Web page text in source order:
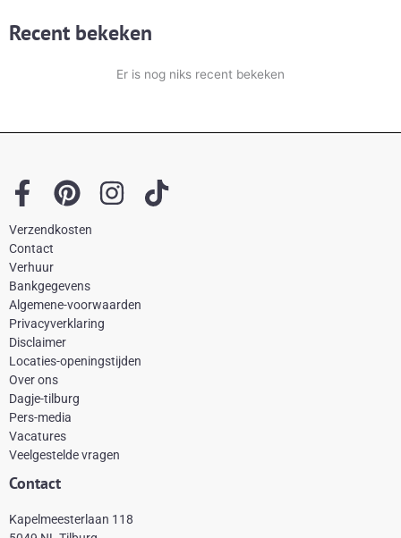
Recent bekeken
Er is nog niks recent bekeken
F
a
c
e
b
o
o
k
-
f
P
i
e
r
e
t
I
a
r
T
Verzendkosten
Contact
Verhuur
Bankgegevens
Algemene-voorwaarden
Privacyverklaring
Disclaimer
Locaties-openingstijden
Over ons
Dagje-tilburg
Pers-media
Vacatures
Veelgestelde vragen
Contact
Kapelmeesterlaan 118